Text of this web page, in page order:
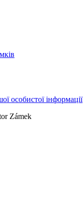
особистої інформації
Zámek